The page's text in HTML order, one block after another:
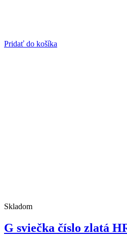
Pridať do košíka
Skladom
G sviečka číslo zlatá